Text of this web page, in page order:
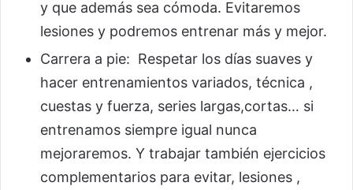
y que además sea cómoda. Evitaremos
lesiones y podremos entrenar más y mejor.
Carrera a pie: Respetar los días suaves y
hacer entrenamientos variados, técnica ,
cuestas y fuerza, series largas,cortas… si
entrenamos siempre igual nunca
mejoraremos. Y trabajar también ejercicios
complementarios para evitar, lesiones ,